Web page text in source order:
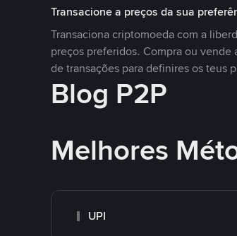
Transacione a preços da sua
Transaciona criptomoeda com a
preços preferidos. Compra ou
de transações para definires os teus
Blog P2P
Melhores
UPI